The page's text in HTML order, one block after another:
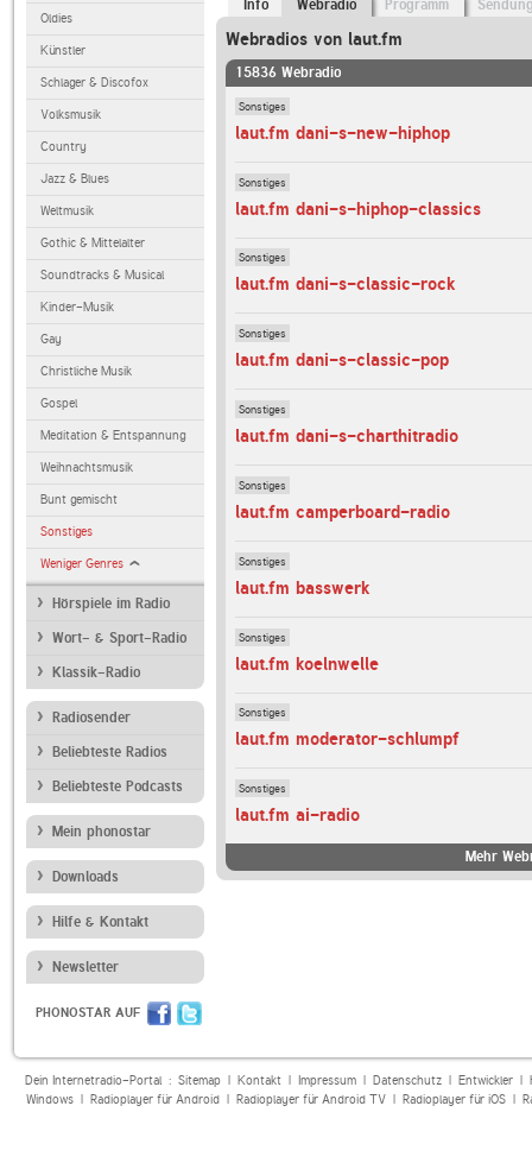
Oldies
Künstler
Schlager & Discofox
Volksmusik
Country
Jazz & Blues
Weltmusik
Gothic & Mittelalter
Soundtracks & Musical
Kinder-Musik
Gay
Christliche Musik
Gospel
Meditation & Entspannung
Weihnachtsmusik
Bunt gemischt
Sonstiges
Weniger Genres
Hörspiele im Radio
Wort- & Sport-Radio
Klassik-Radio
Radiosender
Beliebteste Radios
Beliebteste Podcasts
Mein phonostar
Downloads
Hilfe & Kontakt
Newsletter
PHONOSTAR AUF
Info Webradio Programm
Webradios von laut.fm
15836 Webradio
Sonstiges
laut.fm dani-s-new-hiphop
Sonstiges
laut.fm dani-s-hiphop-classics
Sonstiges
laut.fm dani-s-classic-rock
Sonstiges
laut.fm dani-s-classic-pop
Sonstiges
laut.fm dani-s-charthitradio
Sonstiges
laut.fm camperboard-radio
Sonstiges
laut.fm basswerk
Sonstiges
laut.fm koelnwelle
Sonstiges
laut.fm moderator-schlumpf
Sonstiges
laut.fm ai-radio
Mehr
Dein Internetradio-Portal : Sitemap| Kontakt| Impressum| Datenschutz| Entwickler|
Windows| Radioplayer für Android| Radioplayer für Android TV| Radioplayer für iOS|